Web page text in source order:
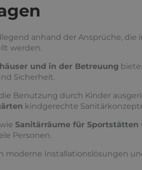
anhand der Ansprüche, die
werden.
und in der Betreuung
Sicherheit.
Benutzung durch Kinder
kindgerechte
Sanitärräume für Sportstätten
Personen.
moderne Installationslösungen